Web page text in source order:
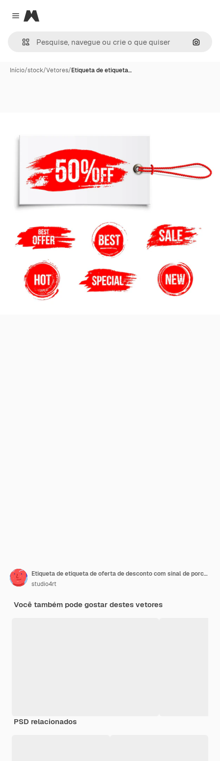
Close menu
Magnific
Início/stock/Vetores/Etiqueta de etiqueta…
Etiqueta de etiqueta de oferta de desconto com sinal de porcentagem Venda Melhor oferta Especial Quente Novas mensagens em conjunto de carimbos de borracha vermelhos
studio4rt
Você também pode gostar destes vetores
PSD relacionados